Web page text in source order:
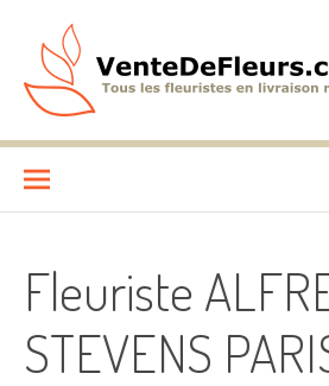
contenu
Fleuriste
STEVENS